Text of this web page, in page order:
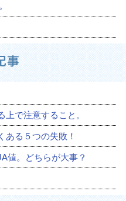
で注意すること。
ある５つの失敗！
値。どちらが大事？